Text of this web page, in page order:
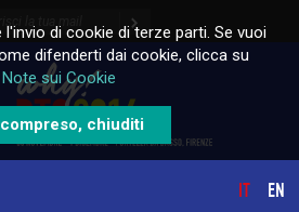
IT EN
di cookie di terze parti. Se vuoi
difenderti dai cookie, clicca su
Note sui Cookie
chiuditi